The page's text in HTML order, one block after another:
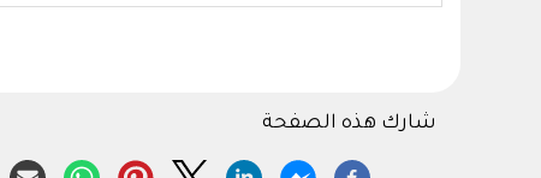
شارك هذه الصفحة